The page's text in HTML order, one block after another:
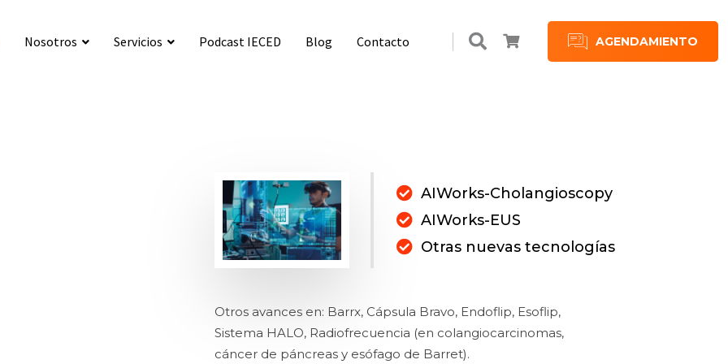
Nosotros Servicios Podcast IECED Blog Contacto AGENDAMIENTO
AIWorks-Cholangioscopy
AIWorks-EUS
Otras nuevas tecnologías
Otros avances en: Barrx, Cápsula Bravo, Endoflip, Esoflip,
Sistema HALO, Radiofrecuencia (en colangiocarcinomas,
cáncer de páncreas y esófago de Barret).